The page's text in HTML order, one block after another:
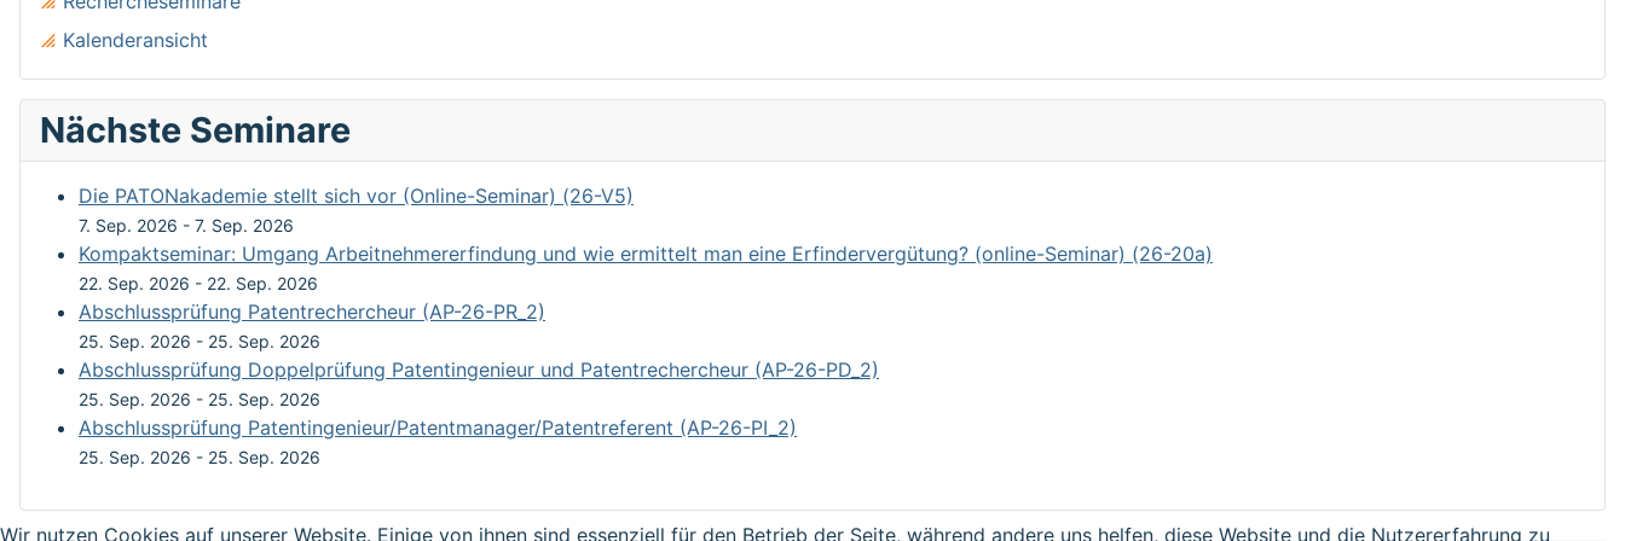
Kalenderansicht
Nächste Seminare
Die PATONakademie stellt sich vor (Online-Seminar) (26-V5)
7. Sep. 2026 - 7. Sep. 2026
Kompaktseminar: Umgang Arbeitnehmererfindung und wie ermittelt man eine Erfindervergütung? (online-Seminar) (26-20a)
22. Sep. 2026 - 22. Sep. 2026
Abschlussprüfung Patentrechercheur (AP-26-PR_2)
25. Sep. 2026 - 25. Sep. 2026
Abschlussprüfung Doppelprüfung Patentingenieur und Patentrechercheur (AP-26-PD_2)
25. Sep. 2026 - 25. Sep. 2026
Abschlussprüfung Patentingenieur/Patentmanager/Patentreferent (AP-26-PI_2)
25. Sep. 2026 - 25. Sep. 2026
Wir nutzen Cookies auf unserer Website. Einige von ihnen sind essenziell für den Betrieb der Seite, während andere uns helfen, diese Website und die Nutzererfahrung zu